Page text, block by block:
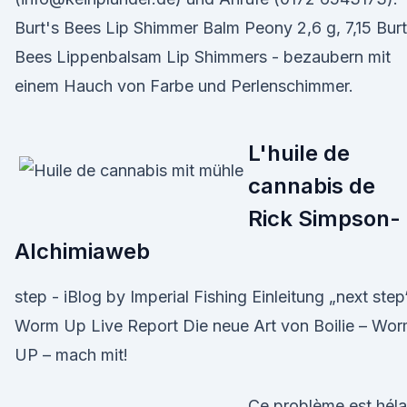
Burt's Bees Lip Shimmer Balm Peony 2,6 g, 7,15
Bees Lippenbalsam Lip Shimmers - bezaubern mit
einem Hauch von Farbe und Perlenschimmer.
L'huile de
cannabis de
Rick Simpson-
Alchimiaweb
step - iBlog by Imperial Fishing Einleitung „next
Worm Up Live Report Die neue Art von Boilie –
UP – mach mit!